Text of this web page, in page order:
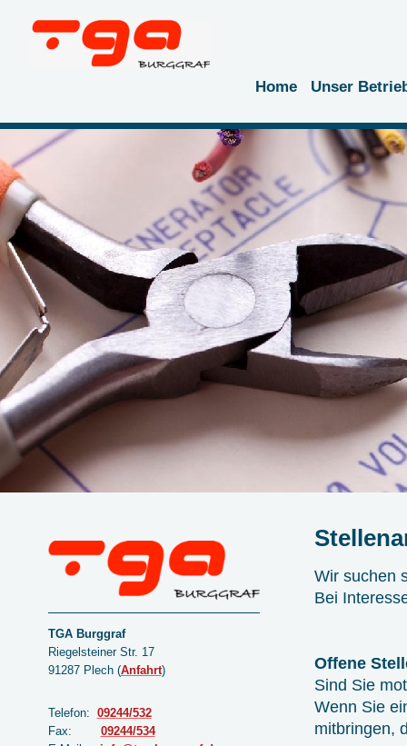
Home Unser
Wir suchen
Bei
Offene
Sind Sie
Wenn Sie
mitbringen,
TGA Burggraf
Riegelsteiner Str. 17
91287 Plech (Anfahrt)
Telefon: 09244/532
Fax: 09244/534